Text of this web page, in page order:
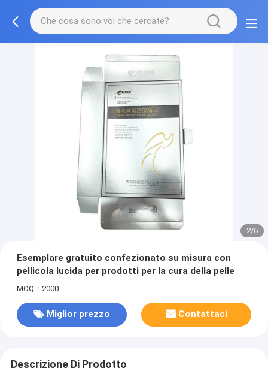
2/6
Esemplare gratuito confezionato su misura con
pellicola lucida per prodotti per la cura della pelle
MOQ：2000
Miglior prezzo Contattaci
Descrizione Di Prodotto